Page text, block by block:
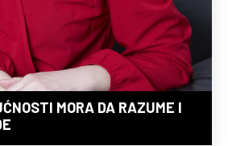
MORA DA RAZUME I